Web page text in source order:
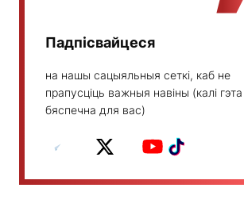
Падпісвайцеся
на нашы сацыяльныя сеткі, каб не
прапусціць важныя навіны (калі гэта
бяспечна для вас)